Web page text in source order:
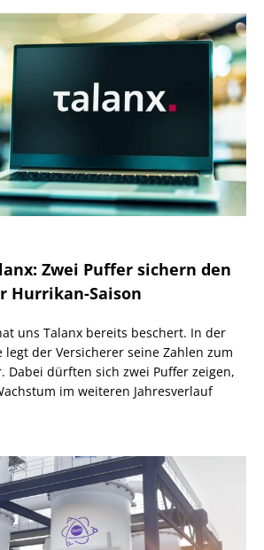
Zwei Puffer sichern den
Hurrikan-Saison
uns Talanx bereits beschert. In der
legt der Versicherer seine Zahlen zum
Dabei dürften sich zwei Puffer zeigen,
im weiteren Jahresverlauf